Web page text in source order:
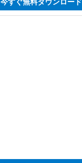
今すぐ無料ダウンロード